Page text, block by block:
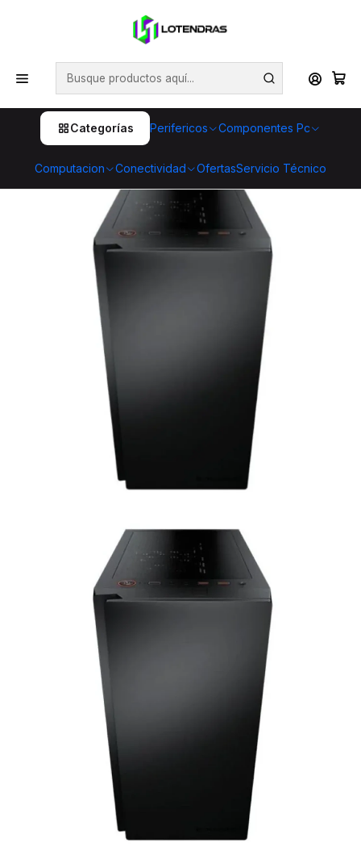
Categorías Perifericos Componentes Pc
Computacion Conectividad OfertasServicio Técnico
💥 ¡Compra HOY y retira GRATIS en tienda! 🏪🚀 Además,
aprovecha cientos de productos con Despacho Gratis 🛒📦
¡No dejes pasar esta oportunidad! 🔥
Inicio Componentes Pc
Gabinetes
Gabinete Cougar Purity Black Micro-ATX con panel